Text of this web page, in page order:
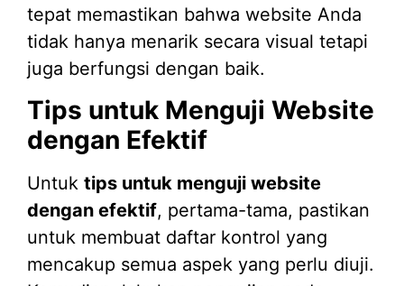
tepat memastikan bahwa website Anda
tidak hanya menarik secara visual tetapi
juga berfungsi dengan baik.
Tips untuk Menguji Website
dengan Efektif
Untuk tips untuk menguji website
dengan efektif, pertama-tama, pastikan
untuk membuat daftar kontrol yang
mencakup semua aspek yang perlu diuji.